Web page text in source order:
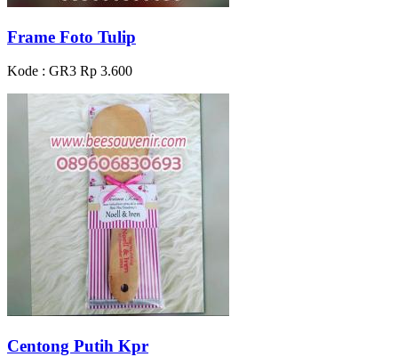
Frame Foto Tulip
Kode : GR3 Rp 3.600
Centong Putih Kpr